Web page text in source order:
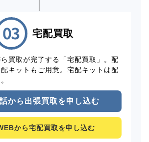
宅配買取
買取が完了する「宅配買取」。配
キットもご用意。宅配キットは配
から出張買取を申し込む
から宅配買取を申し込む